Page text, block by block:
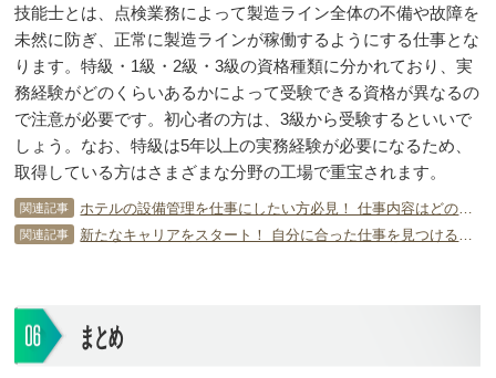
技能士とは、点検業務によって製造ライン全体の不備や故障を
未然に防ぎ、正常に製造ラインが稼働するようにする仕事とな
ります。特級・1級・2級・3級の資格種類に分かれており、実
務経験がどのくらいあるかによって受験できる資格が異なるの
で注意が必要です。初心者の方は、3級から受験するといいで
しょう。なお、特級は5年以上の実務経験が必要になるため、
取得している方はさまざまな分野の工場で重宝されます。
関連記事
関連記事
まとめ